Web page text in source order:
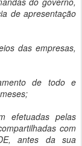
de apresentação
das empresas,
de todo e
efetuadas pelas
com
antes da sua